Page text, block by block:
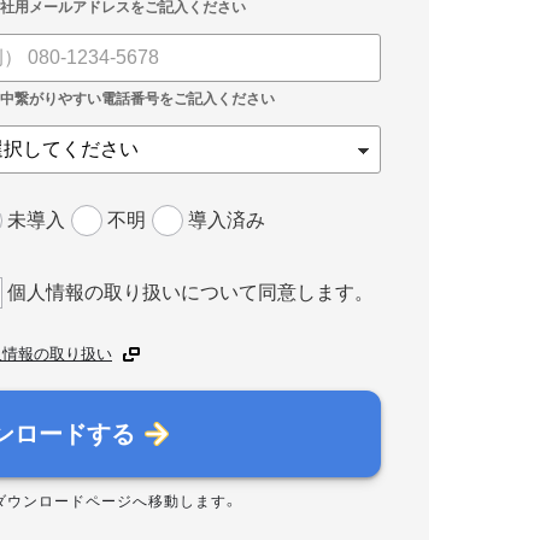
未導入 不明 導入済み
個人情報の取り扱いについて同意します。
報の取り扱い
ロードする
ウンロードページへ移動します。